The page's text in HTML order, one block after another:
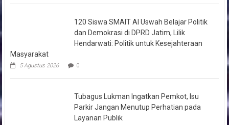
120 Siswa SMAIT Al Uswah Belajar Politik
dan Demokrasi di DPRD Jatim, Lilik
Hendarwati: Politik untuk Kesejahteraan
Masyarakat
5 Agustus 2026 0
Tubagus Lukman Ingatkan Pemkot, Isu
Parkir Jangan Menutup Perhatian pada
Layanan Publik